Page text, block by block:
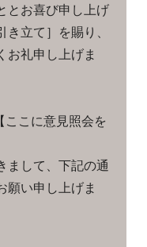
お喜び申し上げ
立て］を賜り、
お礼申し上げま
こに意見照会を
まして、下記の通
願い申し上げま